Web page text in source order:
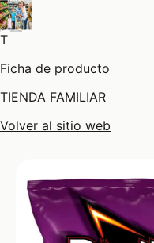
T
Ficha de producto
TIENDA FAMILIAR
Volver al sitio web